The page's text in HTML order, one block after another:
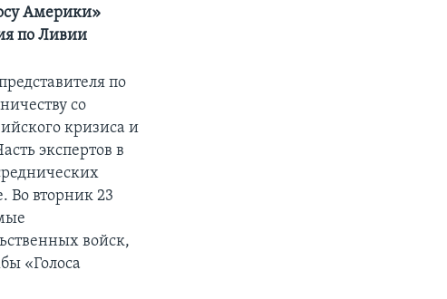
Америки»
по Ливии
по
со
кризиса и
экспертов в
Во вторник 23
войск,
«Голоса